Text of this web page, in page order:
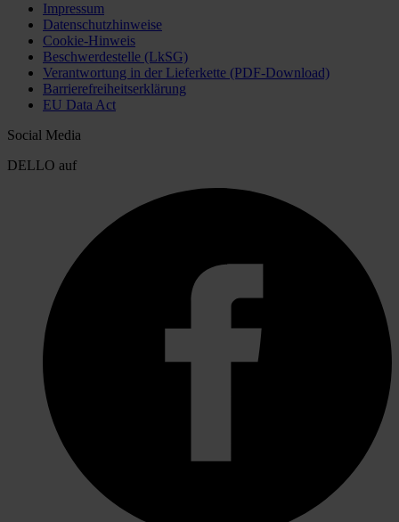
Impressum
Datenschutzhinweise
Cookie-Hinweis
Beschwerdestelle (LkSG)
Verantwortung in der Lieferkette (PDF-Download)
Barrierefreiheitserklärung
EU Data Act
Social Media
DELLO auf